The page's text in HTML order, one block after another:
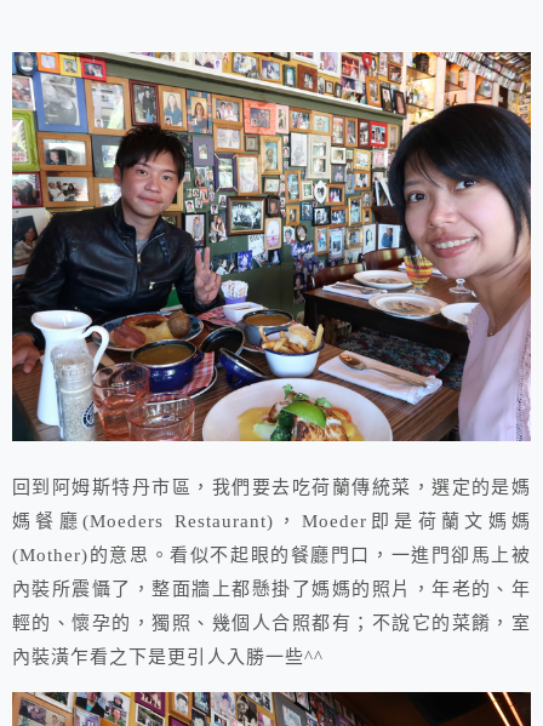
回到阿姆斯特丹市區，我們要去吃荷蘭傳統菜，選定的是媽
媽餐廳(Moeders Restaurant)，Moeder即是荷蘭文媽媽
(Mother)的意思。看似不起眼的餐廳門口，一進門卻馬上被
內裝所震懾了，整面牆上都懸掛了媽媽的照片，年老的、年
輕的、懷孕的，獨照、幾個人合照都有；不說它的菜餚，室
內裝潢乍看之下是更引人入勝一些^^